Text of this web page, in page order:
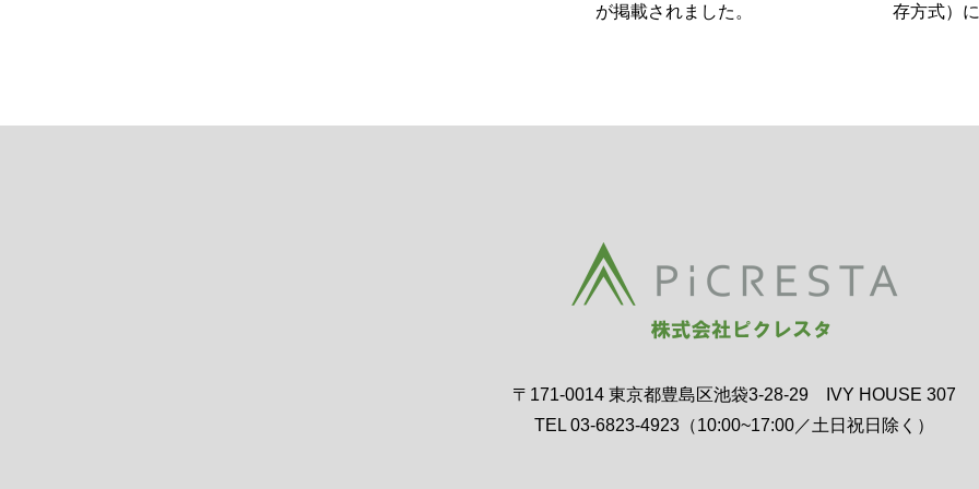
が掲載されました。 存方式）
〒171-0014 東京都豊島区池袋3-28-29 IVY HOUSE 307
TEL 03-6823-4923（10:00~17:00／土日祝日除く）